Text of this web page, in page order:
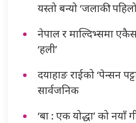
यस्तो बन्यो ‘जलाकी’
नेपाल र माल्दिभ्समा
‘हली’
दयाहाङ राईको ‘पेन्सन
सार्वजनिक
‘बा : एक योद्धा’ को नयाँ